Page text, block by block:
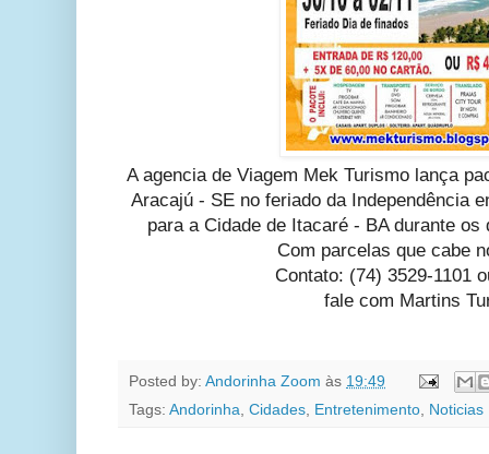
A agencia de Viagem Mek Turismo lança
Aracajú - SE no feriado da Independência
para a Cidade de Itacaré - BA durante
Com parcelas que cabe
Contato: (74) 3529-1101
fale com Martins
Posted by: Andorinha Zoom às 19:49
Tags: Andorinha, Cidades, Entretenimento, Noticias